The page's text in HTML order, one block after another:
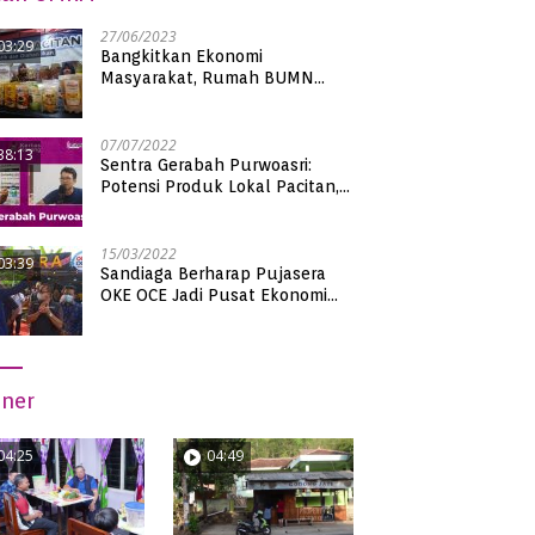
27/06/2023
Bangkitkan Ekonomi
Masyarakat, Rumah BUMN
07/07/2022
Sentra Gerabah Purwoasri:
Potensi Produk Lokal Pacitan,
15/03/2022
Sandiaga Berharap Pujasera
OKE OCE Jadi Pusat Ekonomi
04:49